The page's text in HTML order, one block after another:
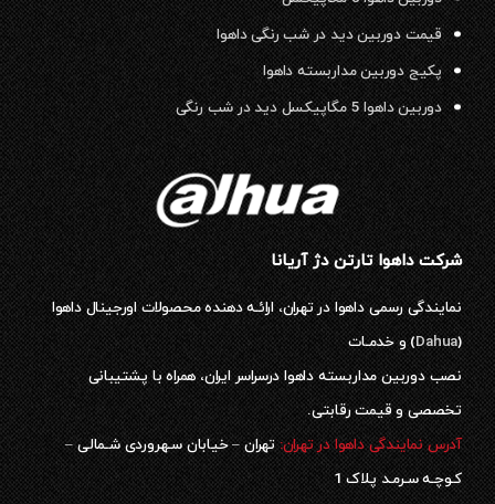
قیمت دوربین دید در شب رنگی داهوا
پکیج دوربین مداربسته داهوا
دوربین داهوا 5 مگاپیکسل دید در شب رنگی
شرکت داهوا تارتن دژ آریانا
نمایندگی رسمی داهوا در تهران، ارائـه دهنده محصولات اورجینال داهوا
(
Dahua) و خدمـات
نصب دوربین مداربسته داهوا درسراسر ایران، همراه با پشتیبانی
تخصصی و قیمت رقابتی.
آدرس نمایندگی داهوا در تهران:تهران – خیابان سـهروردی شـمالی –
کـوچـه سـرمـد پلاک 1